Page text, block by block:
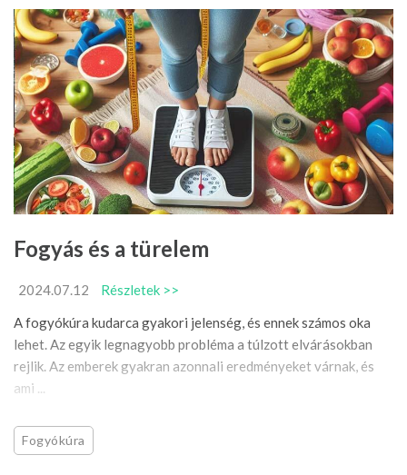
Fogyás és a türelem
2024.07.12
Részletek >>
A fogyókúra kudarca gyakori jelenség, és ennek számos oka
lehet. Az egyik legnagyobb probléma a túlzott elvárásokban
rejlik. Az emberek gyakran azonnali eredményeket várnak, és
ami ...
Fogyókúra